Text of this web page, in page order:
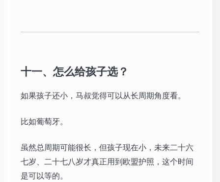
十一、怎么给孩子选？
如果孩子还小，马叔觉得可以从长周期角度看。
比如葡萄牙。
虽然总周期可能很长，但孩子现在小，未来二十六
七岁、二十七八岁才真正用到欧盟护照，这个时间
是可以等的。